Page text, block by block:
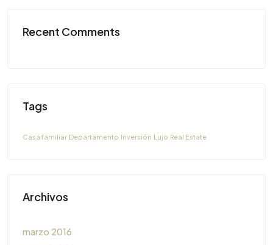
Recent Comments
Tags
Casa familiar Departamento Inversión Lujo Real Estate
Archivos
marzo 2016